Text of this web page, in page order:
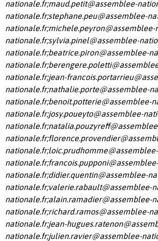
nationale.fr;maud.petit@assemblee-
nationale.fr;stephane.peu@assemblee-
nationale.fr;michele.peyron@assemblee-
nationale.fr;sylvia.pinel@assemblee-
nationale.fr;beatrice.piron@assemblee-
nationale.fr;
nationale.fr;jean-
nationale.fr;nathalie.porte@assemblee-
nationale.fr;benoit.potterie@assemblee-
nationale.fr;josy.poueyto@assemblee-
nationale.fr;
nationale.fr;
nationale.fr;
nationale.fr;
nationale.fr;didier.quentin@assemblee-
nationale.fr;valerie.rabault@assemblee-
nationale.fr;alain.ramadier@assemblee-
nationale.fr;richard.ramos@assemblee-
nationale.fr;jean-
nationale.fr;julien.ravier@assemblee-